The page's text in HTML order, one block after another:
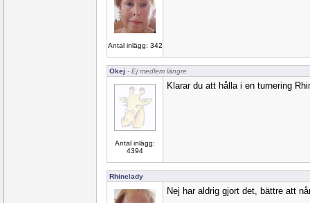
Antal inlägg: 342
Okej - Ej medlem längre
Antal inlägg:
4394
Klarar du att hålla i en turnering
Rhinelady
Nej har aldrig gjort det, bättre att